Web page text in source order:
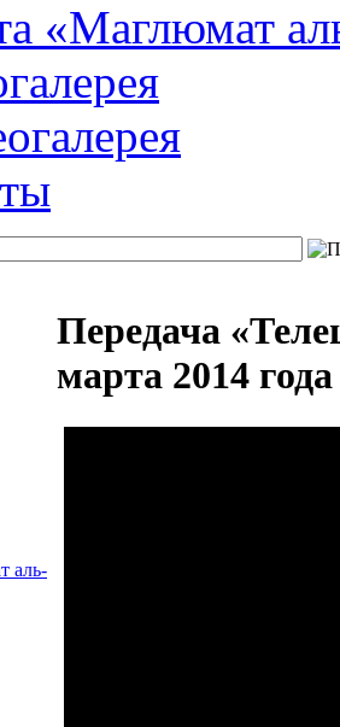
«Маглюмат
аль-
Передача
марта 2014 года